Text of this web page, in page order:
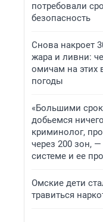
потребовали
безопасность
Снова накроет
жара и ливни:
омичам на этих
погоды
«Большими
добьемся
криминолог,
через 200 зон,
системе и ее
Омские дети
травиться